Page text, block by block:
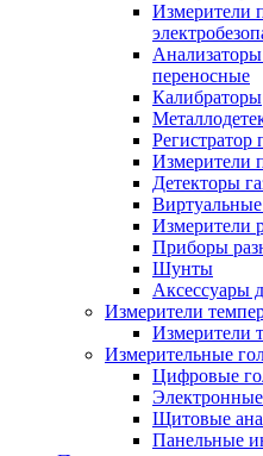
Измерители
Анализаторы
переносные
Калибраторы
Регистратор
Измерители
Детекторы
Измерители
Приборы
Шунты
Аксессуары
Измерители
Измерители
Измерительные
Цифровые
Щитовые
Панельные